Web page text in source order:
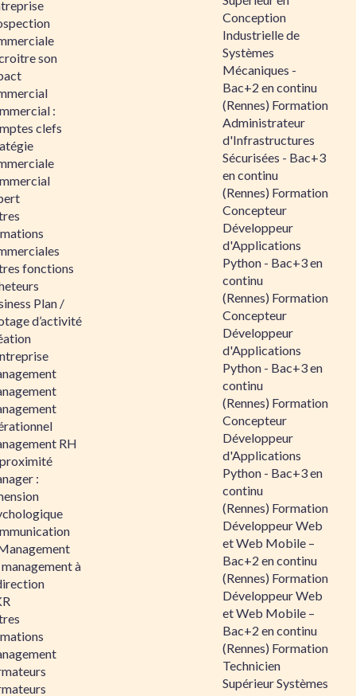
son
:
clefs
fonctions
Plan /
d’activité
RH
:
à
Conception
Industrielle de
Systèmes
Mécaniques -
Bac+2 en continu
(Rennes) Formation
Administrateur
d'Infrastructures
Sécurisées - Bac+3
en continu
(Rennes) Formation
Concepteur
Développeur
d'Applications
Python - Bac+3 en
continu
(Rennes) Formation
Concepteur
Développeur
d'Applications
Python - Bac+3 en
continu
(Rennes) Formation
Concepteur
Développeur
d'Applications
Python - Bac+3 en
continu
(Rennes) Formation
Développeur Web
et Web Mobile –
Bac+2 en continu
(Rennes) Formation
Développeur Web
et Web Mobile –
Bac+2 en continu
(Rennes) Formation
Technicien
Supérieur Systèmes